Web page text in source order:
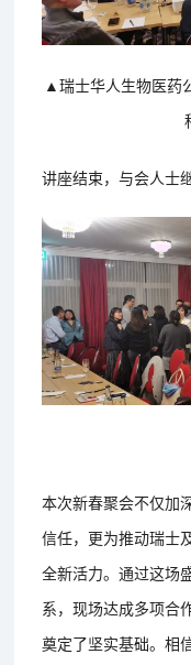
▲瑞士华人生物医药
讲座结束，与会人士
本次新春聚会不仅加
信任，更为推动瑞士
全新活力。通过这场
系，现场达成多项合
奠定了坚实基础。相